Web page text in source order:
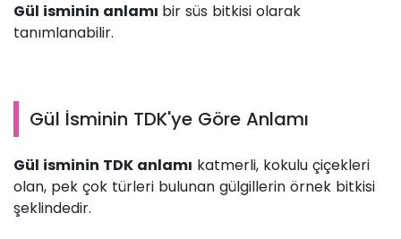
Gül isminin anlamı bir süs bitkisi olarak
tanımlanabilir.
Gül İsminin TDK'ye Göre Anlamı
Gül isminin TDK anlamı katmerli, kokulu çiçekleri
olan, pek çok türleri bulunan gülgillerin örnek bitkisi
şeklindedir.